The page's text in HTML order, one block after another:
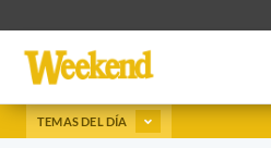
TEMAS DEL DÍA